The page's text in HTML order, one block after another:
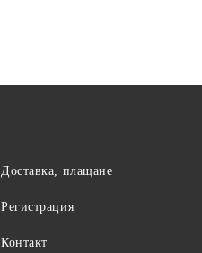
Доставка, плащане
Регистрация
Контакт